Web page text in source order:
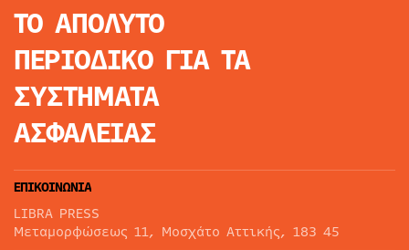
ΤΟ ΑΠΟΛΥΤΟ
ΠΕΡΙΟΔΙΚΟ ΓΙΑ ΤΑ
ΣΥΣΤΗΜΑΤΑ
ΑΣΦΑΛΕΙΑΣ
ΕΠΙΚΟΙΝΩΝΙΑ
LIBRA PRESS
Μεταμορφώσεως 11, Μοσχάτο Αττικής, 183 45